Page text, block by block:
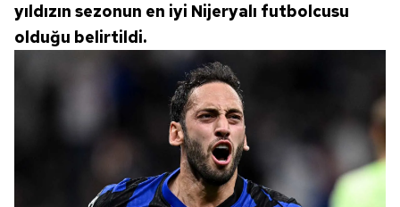
yıldızın sezonun en iyi Nijeryalı futbolcusu
olduğu belirtildi.